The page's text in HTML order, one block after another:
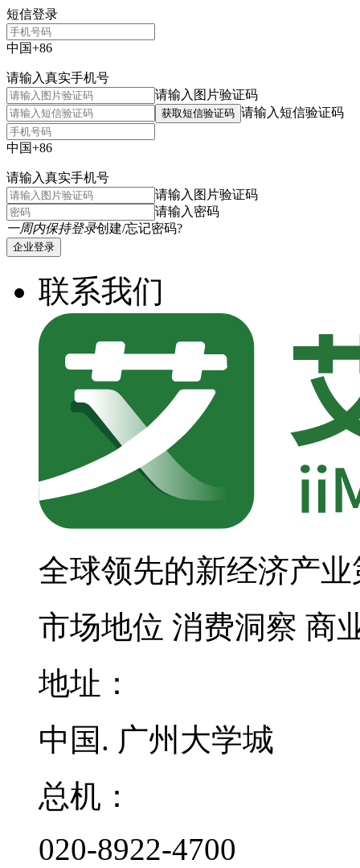
短信登录
中国+86
请输入真实手机号
请输入图片验证码
获取短信验证码 请输入短信验证码
中国+86
请输入真实手机号
请输入图片验证码
请输入密码
一周内保持登录创建/忘记密码?
企业登录
联系我们
全球领先的新经济产
市场地位 消费洞察 商
地址：
中国. 广州大学城
总机：
020-8922-4700